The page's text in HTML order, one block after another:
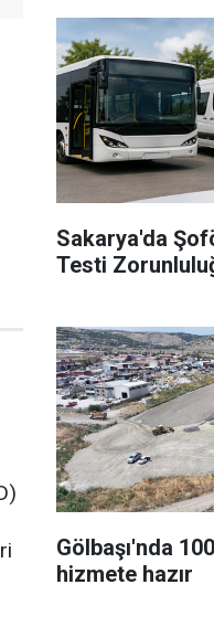
Sakarya'da
Testi
Gölbaşı'nda
hizmete hazır